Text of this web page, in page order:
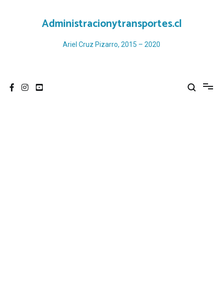
Administracionytransportes.cl
Ariel Cruz Pizarro, 2015 – 2020